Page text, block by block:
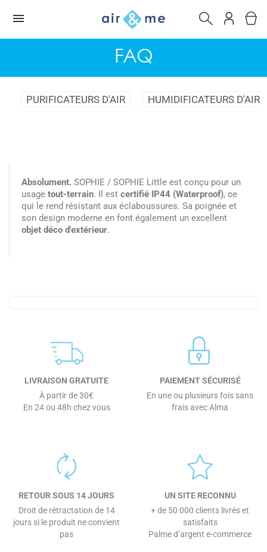
FAQ
PURIFICATEURS D'AIR HUMIDIFICATEURS D'AIR
Absolument. SOPHIE / SOPHIE Little est conçu pour un
usage tout-terrain. Il est certifié IP44 (Waterproof), ce
qui le rend résistant aux éclaboussures. Sa poignée et
son design moderne en font également un excellent
objet déco d'extérieur.
LIVRAISON GRATUITE
À partir de 30€
En 24 ou 48h chez vous
PAIEMENT SÉCURISÉ
En une ou plusieurs fois sans
frais avec Alma
RETOUR SOUS 14 JOURS
Droit de rétractation de 14
jours si le produit ne convient
pas
UN SITE RECONNU
+ de 50 000 clients livrés et
satisfaits
Palme d’argent e-commerce